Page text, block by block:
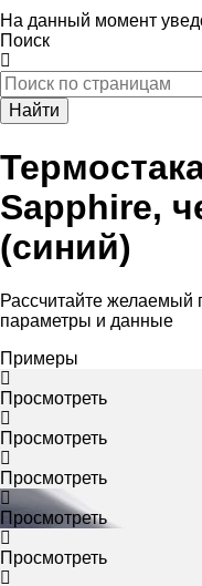
На данный момент
Поиск
Найти
Sapphire,
(синий)
Рассчитайте желаемый
параметры и данные
Примеры
Просмотреть
Просмотреть
Просмотреть
Просмотреть
Просмотреть